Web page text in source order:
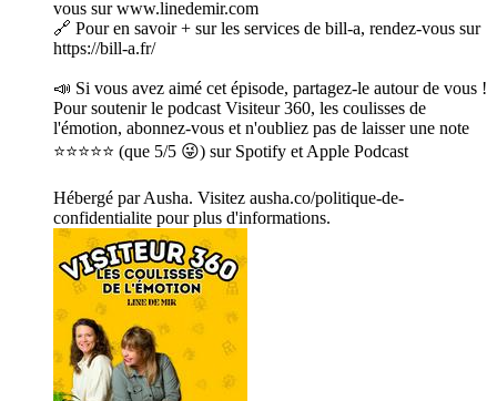
vous sur www.linedemir.com
🔗 Pour en savoir + sur les services de bill-a, rendez-vous sur
https://bill-a.fr/
📣 Si vous avez aimé cet épisode, partagez-le autour de vous !
Pour soutenir le podcast Visiteur 360, les coulisses de
l'émotion, abonnez-vous et n'oubliez pas de laisser une note
⭐⭐⭐⭐⭐ (que 5/5 😜) sur Spotify et Apple Podcast
Hébergé par Ausha. Visitez ausha.co/politique-de-
confidentialite pour plus d'informations.